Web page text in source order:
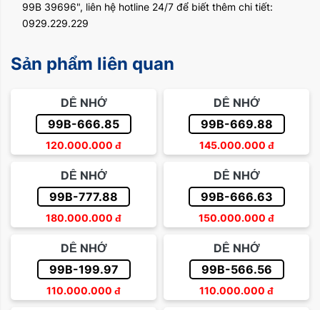
99B 39696", liên hệ hotline 24/7 để biết thêm chi tiết:
0929.229.229
Sản phẩm liên quan
DỄ NHỚ
99B-666.85
120.000.000 đ
DỄ NHỚ
99B-669.88
145.000.000 đ
DỄ NHỚ
99B-777.88
180.000.000 đ
DỄ NHỚ
99B-666.63
150.000.000 đ
DỄ NHỚ
99B-199.97
110.000.000 đ
DỄ NHỚ
99B-566.56
110.000.000 đ